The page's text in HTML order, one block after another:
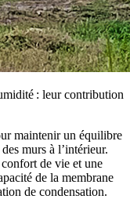
: leur contribution
maintenir un équilibre
murs à l’intérieur.
de vie et une
de la membrane
de condensation.